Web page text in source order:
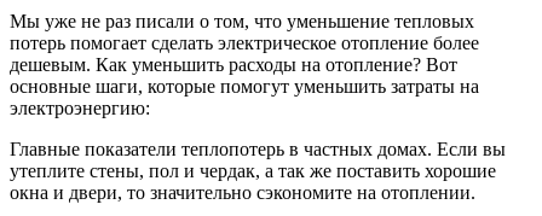
Мы уже не раз писали о том, что уменьшение тепловых
потерь помогает сделать электрическое отопление более
дешевым. Как уменьшить расходы на отопление? Вот
основные шаги, которые помогут уменьшить затраты на
электроэнергию:
Главные показатели теплопотерь в частных домах. Если вы
утеплите стены, пол и чердак, а так же поставить хорошие
окна и двери, то значительно сэкономите на отоплении.